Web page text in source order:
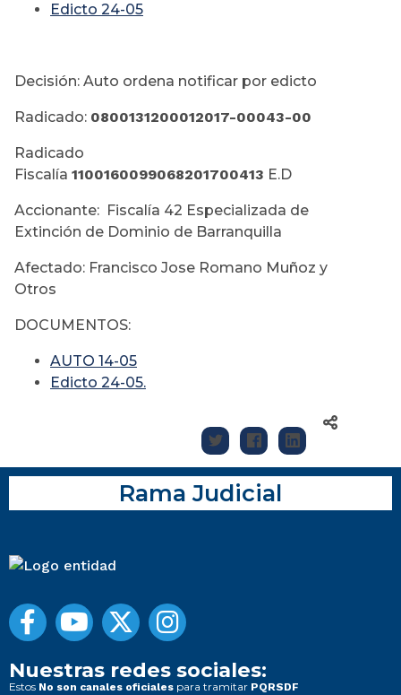
Edicto 24-05
Decisión: Auto ordena notificar por edicto
Radicado: 0800131200012017-00043-00
Radicado
Fiscalía 1100160099068201700413 E.D
Accionante: Fiscalía 42 Especializada de
Extinción de Dominio de Barranquilla
Afectado: Francisco Jose Romano Muñoz y
Otros
DOCUMENTOS:
AUTO 14-05
Edicto 24-05.
Rama Judicial
Nuestras redes sociales:
Estos No son canales oficiales para tramitar PQRSDF